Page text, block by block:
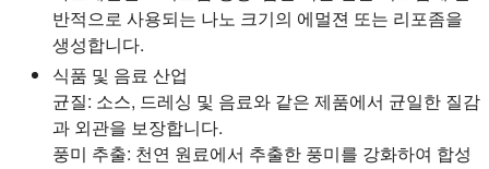
반적으로 사용되는 나노 크기의 에멀젼 또는 리포좀을
생성합니다.
식품 및 음료 산업
균질: 소스, 드레싱 및 음료와 같은 제품에서 균일한 질감
과 외관을 보장합니다.
풍미 추출: 천연 원료에서 추출한 풍미를 강화하여 합성